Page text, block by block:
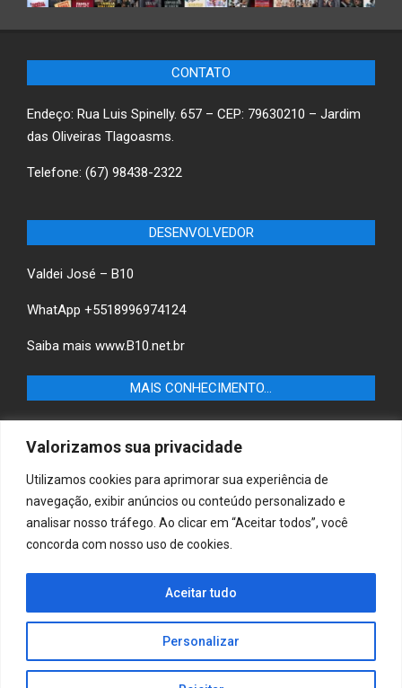
Valorizamos sua privacidade
Utilizamos cookies para aprimorar sua experiência de
navegação, exibir anúncios ou conteúdo personalizado e
analisar nosso tráfego. Ao clicar em “Aceitar todos”, você
concorda com nosso uso de cookies.
Personalizar
Aceitar tudo
CONTATO
Endeço: Rua Luis Spinelly. 657 – CEP: 79630210 – Jardim
das Oliveiras Tlagoasms.
Telefone: (67) 98438-2322
DESENVOLVEDOR
Valdei José – B10
WhatApp +5518996974124
Saiba mais www.B10.net.br
MAIS CONHECIMENTO…
Castilho-SP e descubra as melhores empresas e serviços
locais.
B10 Brasil – Informação e Poder
MAIS CONHECIMENTO…
Casa & Jardim – Descubra as melhores dicas e
inspirações para transformar sua casa e jardim em
ambientes acolhedores e funcionais.